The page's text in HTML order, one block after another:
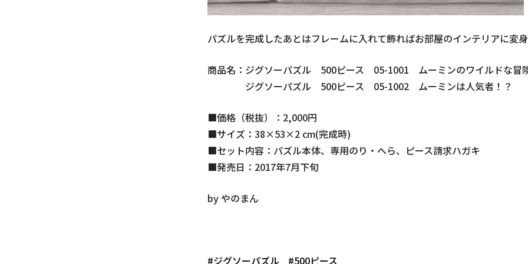
パズルを完成したあとはフレームに入れて飾ればお部屋のインテリアに変
商品名：ジグソーパズル 500ピース 05-1001 ムーミンのワイルドな冒
ジグソーパズル 500ピース 05-1002 ムーミンは人気者！？
■価格（税抜）：2,000円
■サイズ：38×53×2 cm(完成時)
■セット内容：パズル本体、専用のり・へら、ピース請求ハガキ
■発売日：2017年7月下旬
by やのまん
#ジグソーパズル #500ピース